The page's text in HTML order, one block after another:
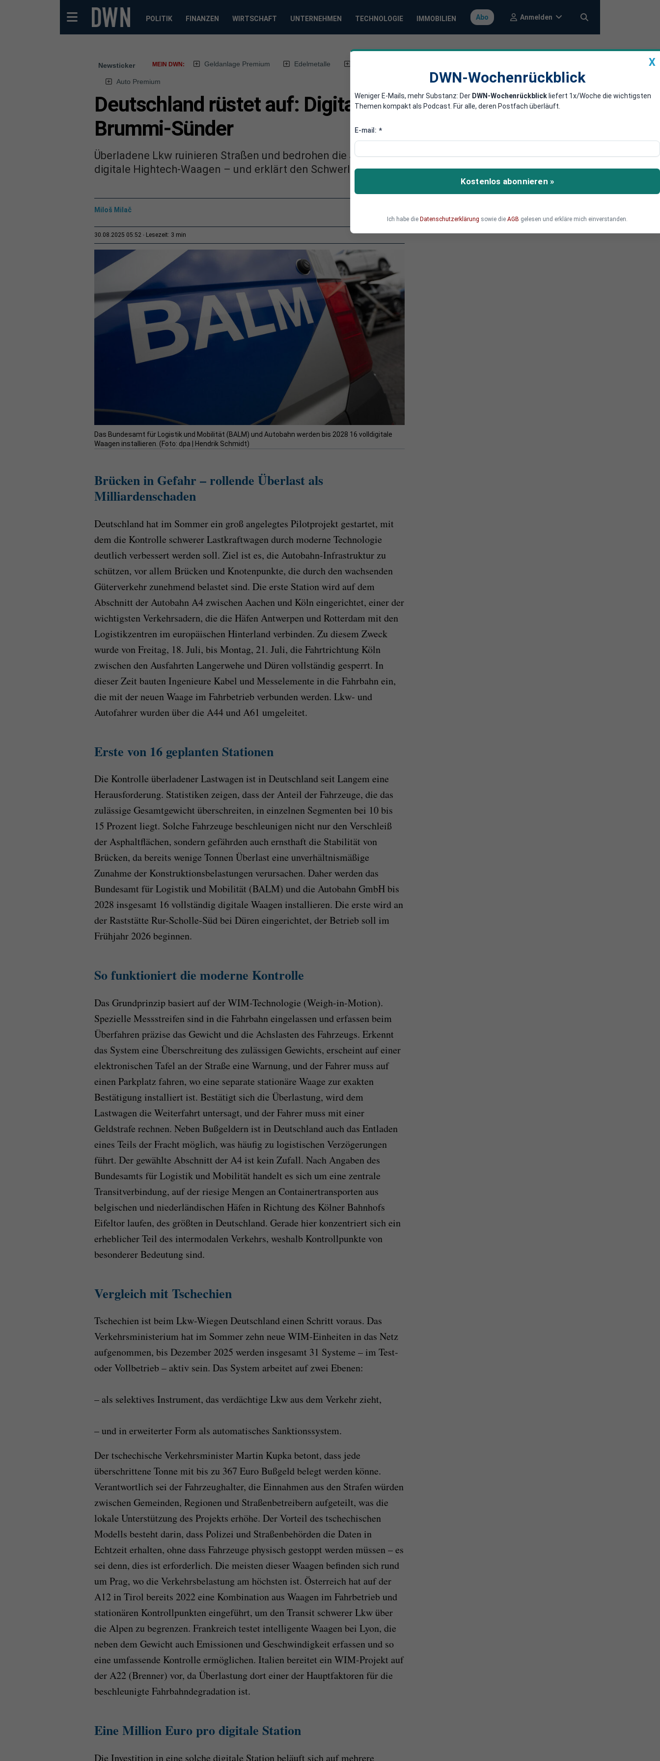
POLITIK FINANZEN WIRTSCHAFT UNTERNEHMEN TECHNOLOGIE IMMOBILIEN Abo Anmelden
Newsticker MEIN DWN: Geldanlage Premium Edelmetalle
Auto Premium
Deutschland rüstet auf: Digitale Waagen gegen
Brummi-Sünder
Überladene Lkw ruinieren Straßen und bedrohen die Sicherheit. Deutschland setzt jetzt auf
digitale Hightech-Waagen – und erklärt den Schwerlast-Sündern den Krieg.
Miloš Milač
30.08.2025 05:52 Lesezeit: 3 min
Das Bundesamt für Logistik und Mobilität (BALM) und Autobahn werden bis 2028 16 volldigitale
Waagen installieren. (Foto: dpa | Hendrik Schmidt)
Brücken in Gefahr – rollende Überlast als
Milliardenschaden
Deutschland hat im Sommer ein groß angelegtes Pilotprojekt gestartet, mit
dem die Kontrolle schwerer Lastkraftwagen durch moderne Technologie
deutlich verbessert werden soll. Ziel ist es, die Autobahn-Infrastruktur zu
schützen, vor allem Brücken und Knotenpunkte, die durch den wachsenden
Güterverkehr zunehmend belastet sind. Die erste Station wird auf dem
Abschnitt der Autobahn A4 zwischen Aachen und Köln eingerichtet, einer der
wichtigsten Verkehrsadern, die die Häfen Antwerpen und Rotterdam mit den
Logistikzentren im europäischen Hinterland verbinden. Zu diesem Zweck
wurde von Freitag, 18. Juli, bis Montag, 21. Juli, die Fahrtrichtung Köln
zwischen den Ausfahrten Langerwehe und Düren vollständig gesperrt. In
dieser Zeit bauten Ingenieure Kabel und Messelemente in die Fahrbahn ein,
die mit der neuen Waage im Fahrbetrieb verbunden werden. Lkw- und
Autofahrer wurden über die A44 und A61 umgeleitet.
Erste von 16 geplanten Stationen
Die Kontrolle überladener Lastwagen ist in Deutschland seit Langem eine
Herausforderung. Statistiken zeigen, dass der Anteil der Fahrzeuge, die das
zulässige Gesamtgewicht überschreiten, in einzelnen Segmenten bei 10 bis
15 Prozent liegt. Solche Fahrzeuge beschleunigen nicht nur den Verschleiß
der Asphaltflächen, sondern gefährden auch ernsthaft die Stabilität von
Brücken, da bereits wenige Tonnen Überlast eine unverhältnismäßige
Zunahme der Konstruktionsbelastungen verursachen. Daher werden das
Bundesamt für Logistik und Mobilität (BALM) und die Autobahn GmbH bis
2028 insgesamt 16 vollständig digitale Waagen installieren. Die erste wird an
der Raststätte Rur-Scholle-Süd bei Düren eingerichtet, der Betrieb soll im
Frühjahr 2026 beginnen.
So funktioniert die moderne Kontrolle
Das Grundprinzip basiert auf der WIM-Technologie (Weigh-in-Motion).
Spezielle Messstreifen sind in die Fahrbahn eingelassen und erfassen beim
Überfahren präzise das Gewicht und die Achslasten des Fahrzeugs. Erkennt
das System eine Überschreitung des zulässigen Gewichts, erscheint auf einer
elektronischen Tafel an der Straße eine Warnung, und der Fahrer muss auf
einen Parkplatz fahren, wo eine separate stationäre Waage zur exakten
Bestätigung installiert ist. Bestätigt sich die Überlastung, wird dem
Lastwagen die Weiterfahrt untersagt, und der Fahrer muss mit einer
Geldstrafe rechnen. Neben Bußgeldern ist in Deutschland auch das Entladen
eines Teils der Fracht möglich, was häufig zu logistischen Verzögerungen
führt. Der gewählte Abschnitt der A4 ist kein Zufall. Nach Angaben des
Bundesamts für Logistik und Mobilität handelt es sich um eine zentrale
Transitverbindung, auf der riesige Mengen an Containertransporten aus
belgischen und niederländischen Häfen in Richtung des Kölner Bahnhofs
Eifeltor laufen, des größten in Deutschland. Gerade hier konzentriert sich ein
erheblicher Teil des intermodalen Verkehrs, weshalb Kontrollpunkte von
besonderer Bedeutung sind.
Vergleich mit Tschechien
Tschechien ist beim Lkw-Wiegen Deutschland einen Schritt voraus. Das
Verkehrsministerium hat im Sommer zehn neue WIM-Einheiten in das Netz
aufgenommen, bis Dezember 2025 werden insgesamt 31 Systeme – im Test-
oder Vollbetrieb – aktiv sein. Das System arbeitet auf zwei Ebenen:
– als selektives Instrument, das verdächtige Lkw aus dem Verkehr zieht,
– und in erweiterter Form als automatisches Sanktionssystem.
Der tschechische Verkehrsminister Martin Kupka betont, dass jede
überschrittene Tonne mit bis zu 367 Euro Bußgeld belegt werden könne.
Verantwortlich sei der Fahrzeughalter, die Einnahmen aus den Strafen würden
zwischen Gemeinden, Regionen und Straßenbetreibern aufgeteilt, was die
lokale Unterstützung des Projekts erhöhe. Der Vorteil des tschechischen
Modells besteht darin, dass Polizei und Straßenbehörden die Daten in
Echtzeit erhalten, ohne dass Fahrzeuge physisch gestoppt werden müssen – es
sei denn, dies ist erforderlich. Die meisten dieser Waagen befinden sich rund
um Prag, wo die Verkehrsbelastung am höchsten ist. Österreich hat auf der
A12 in Tirol bereits 2022 eine Kombination aus Waagen im Fahrbetrieb und
stationären Kontrollpunkten eingeführt, um den Transit schwerer Lkw über
die Alpen zu begrenzen. Frankreich testet intelligente Waagen bei Lyon, die
neben dem Gewicht auch Emissionen und Geschwindigkeit erfassen und so
eine umfassende Kontrolle ermöglichen. Italien bereitet ein WIM-Projekt auf
der A22 (Brenner) vor, da Überlastung dort einer der Hauptfaktoren für die
beschleunigte Fahrbahndegradation ist.
Eine Million Euro pro digitale Station
Die Investition in eine solche digitale Station beläuft sich auf mehrere
X
DWN-Wochenrückblick
Weniger E-Mails, mehr Substanz: Der DWN-Wochenrückblick liefert 1x/Woche die wichtigsten
Themen kompakt als Podcast. Für alle, deren Postfach überläuft.
E-mail: *
Kostenlos abonnieren »
Ich habe die Datenschutzerklärung sowie die AGB gelesen und erkläre mich einverstanden.